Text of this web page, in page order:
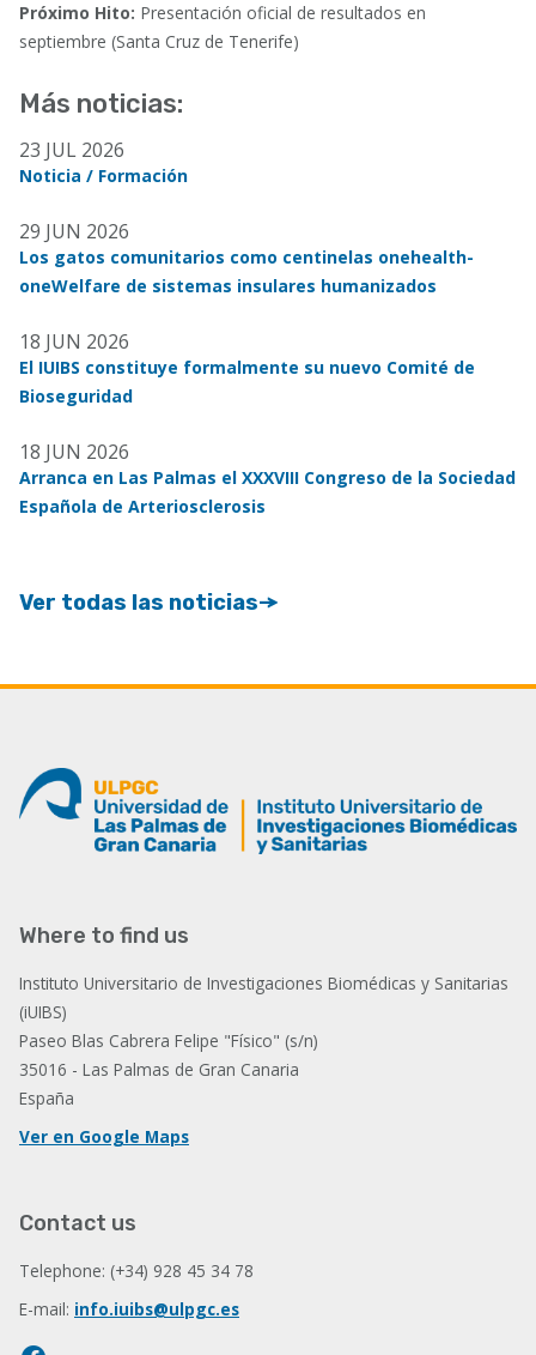
Próximo Hito: Presentación oficial de resultados en
septiembre (Santa Cruz de Tenerife)
Más noticias:
23 JUL 2026
Noticia / Formación
29 JUN 2026
Los gatos comunitarios como centinelas onehealth-
oneWelfare de sistemas insulares humanizados
18 JUN 2026
El IUIBS constituye formalmente su nuevo Comité de
Bioseguridad
18 JUN 2026
Arranca en Las Palmas el XXXVIII Congreso de la Sociedad
Española de Arteriosclerosis
Ver todas las noticias
Where to find us
Instituto Universitario de Investigaciones Biomédicas y Sanitarias
(iUIBS)
Paseo Blas Cabrera Felipe "Físico" (s/n)
35016 - Las Palmas de Gran Canaria
España
Ver en Google Maps
Contact us
Telephone: (+34) 928 45 34 78
E-mail: info.iuibs@ulpgc.es